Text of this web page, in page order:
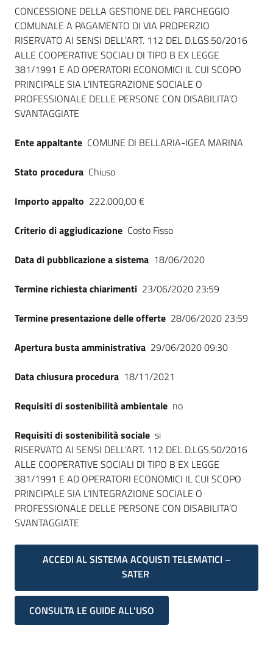
English
site
Seguici
Dati del bando
CONCESSIONE DELLA GESTIONE DEL PARCHEGGIO
COMUNALE A PAGAMENTO DI VIA PROPERZIO
RISERVATO AI SENSI DELL’ART. 112 DEL D.LGS.50/2016
ALLE COOPERATIVE SOCIALI DI TIPO B EX LEGGE
381/1991 E AD OPERATORI ECONOMICI IL CUI SCOPO
PRINCIPALE SIA L’INTEGRAZIONE SOCIALE O
PROFESSIONALE DELLE PERSONE CON DISABILITA’O
SVANTAGGIATE
Ente appaltante COMUNE DI BELLARIA-IGEA MARINA
Stato procedura Chiuso
Importo appalto 222.000,00 €
Criterio di aggiudicazione Costo Fisso
Data di pubblicazione a sistema 18/06/2020
Termine richiesta chiarimenti 23/06/2020 23:59
Termine presentazione delle offerte 28/06/2020 23:59
Apertura busta amministrativa 29/06/2020 09:30
Data chiusura procedura 18/11/2021
Requisiti di sostenibilità ambientale no
Requisiti di sostenibilità sociale si
RISERVATO AI SENSI DELL’ART. 112 DEL D.LGS.50/2016
ALLE COOPERATIVE SOCIALI DI TIPO B EX LEGGE
381/1991 E AD OPERATORI ECONOMICI IL CUI SCOPO
PRINCIPALE SIA L’INTEGRAZIONE SOCIALE O
PROFESSIONALE DELLE PERSONE CON DISABILITA’O
SVANTAGGIATE
ACCEDI AL SISTEMA ACQUISTI TELEMATICI –
SATER
CONSULTA LE GUIDE ALL'USO